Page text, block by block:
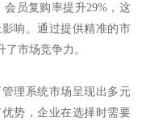
员复购率提升29%，这
响。通过提供精准的市
市场竞争力。
理系统市场呈现出多元
势，企业在选择时需要